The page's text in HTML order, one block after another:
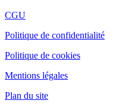
CGU
Politique de confidentialité
Politique de cookies
Mentions légales
Plan du site